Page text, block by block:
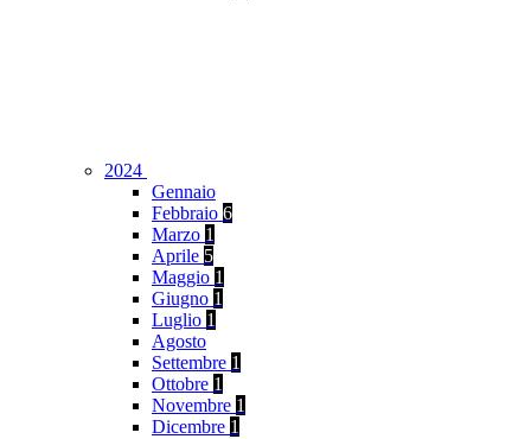
2024
Gennaio
Febbraio 6
Marzo 1
Aprile 5
Maggio 1
Giugno 1
Luglio 1
Agosto
Settembre 1
Ottobre 1
Novembre 1
Dicembre 1